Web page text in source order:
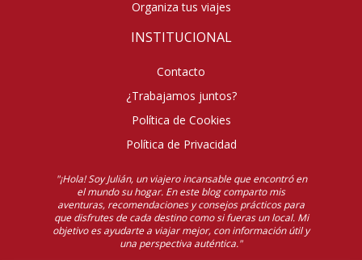
Organiza tus viajes
INSTITUCIONAL
Contacto
¿Trabajamos juntos?
Política de Cookies
Política de Privacidad
"¡Hola! Soy Julián, un viajero incansable que encontró en
el mundo su hogar. En este blog comparto mis
aventuras, recomendaciones y consejos prácticos para
que disfrutes de cada destino como si fueras un local. Mi
objetivo es ayudarte a viajar mejor, con información útil y
una perspectiva auténtica."